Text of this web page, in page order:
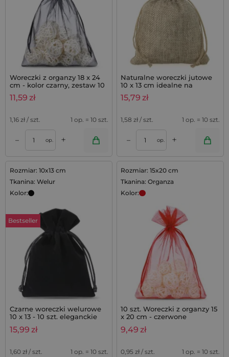
Woreczki z organzy 18 x 24
cm - kolor czarny, zestaw 10
sztuk
11,59 zł
1,16 zł / szt. 1 op. = 10 szt.
– op. +
Naturalne woreczki jutowe
10 x 13 cm idealne na
mydełka lawendowe - 10 szt.
15,79 zł
1,58 zł / szt. 1 op. = 10 szt.
– op. +
Rozmiar: 10x13 cm
Tkanina: Welur
Kolor:
Bestseller
Czarne woreczki welurowe
10 x 13 - 10 szt. eleganckie
opakowania na biżuterię i
upominki
15,99 zł
1,60 zł / szt. 1 op. = 10 szt.
Rozmiar: 15x20 cm
Tkanina: Organza
Kolor:
10 szt. Woreczki z organzy 15
x 20 cm - czerwone
9,49 zł
0,95 zł / szt. 1 op. = 10 szt.